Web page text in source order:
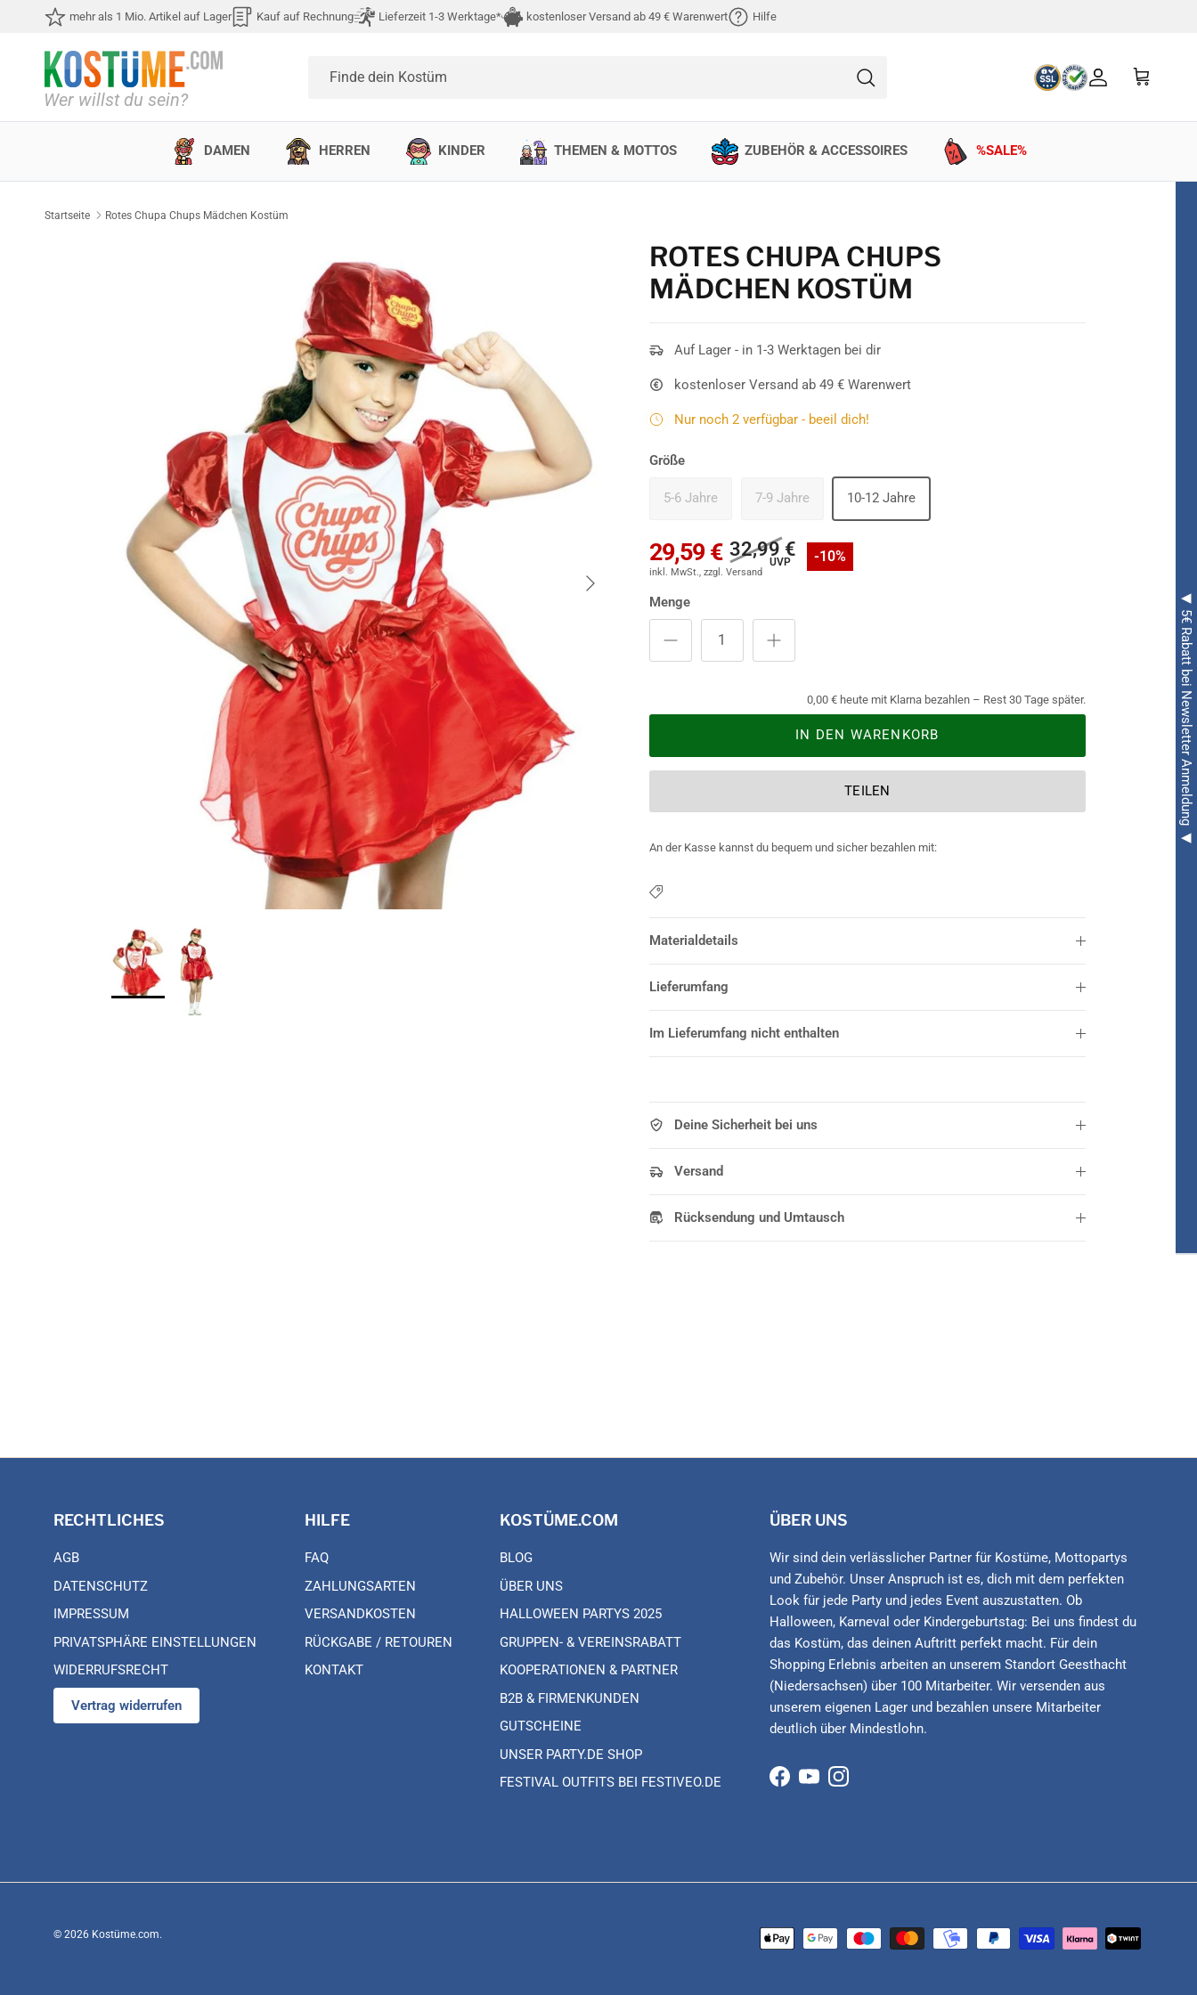
Direkt zum Inhaltmehr als 1 Mio. Artikel auf Lager Kauf auf Rechnung Lieferzeit 1-3 Werktage* kostenloser Versand ab 49 € Warenwert Hilfe
Finde dein Kostüm Suchen
DAMEN HERREN KINDER THEMEN & MOTTOS ZUBEHÖR & ACCESSOIRES %SALE%
◀ 5€ Rabatt bei Newsletter Anmeldung ◀
Startseite Rotes Chupa Chups Mädchen Kostüm
Nächste
ROTES CHUPA CHUPS
MÄDCHEN KOSTÜM
Auf Lager - in 1-3 Werktagen bei dir
kostenloser Versand ab 49 € Warenwert
Nur noch 2 verfügbar - beeil dich!
Größe
5-6 Jahre 7-9 Jahre 10-12 Jahre
29,59 € 32,99 € -10%
Menge
0,00 € heute mit Klarna bezahlen – Rest 30 Tage später.
IN DEN WARENKORB
TEILEN
An der Kasse kannst du bequem und sicher bezahlen mit:
Materialdetails
Lieferumfang
Im Lieferumfang nicht enthalten
Deine Sicherheit bei uns
Versand
Rücksendung und Umtausch
RECHTLICHES
AGB
DATENSCHUTZ
IMPRESSUM
PRIVATSPHÄRE EINSTELLUNGEN
WIDERRUFSRECHT
Vertrag widerrufen
HILFE
FAQ
ZAHLUNGSARTEN
VERSANDKOSTEN
RÜCKGABE / RETOUREN
KONTAKT
KOSTÜME.COM
BLOG
ÜBER UNS
HALLOWEEN PARTYS 2025
GRUPPEN- & VEREINSRABATT
KOOPERATIONEN & PARTNER
B2B & FIRMENKUNDEN
GUTSCHEINE
UNSER PARTY.DE SHOP
FESTIVAL OUTFITS BEI FESTIVEO.DE
ÜBER UNS
Wir sind dein verlässlicher Partner für Kostüme, Mottopartys
und Zubehör. Unser Anspruch ist es, dich mit dem perfekten
Look für jede Party und jedes Event auszustatten. Ob
Halloween, Karneval oder Kindergeburtstag: Bei uns findest du
das Kostüm, das deinen Auftritt perfekt macht. Für dein
Shopping Erlebnis arbeiten an unserem Standort Geesthacht
(Niedersachsen) über 100 Mitarbeiter. Wir versenden aus
unserem eigenen Lager und bezahlen unsere Mitarbeiter
deutlich über Mindestlohn.
Facebook
YouTubeInstagram
© 2026 Kostüme.com.